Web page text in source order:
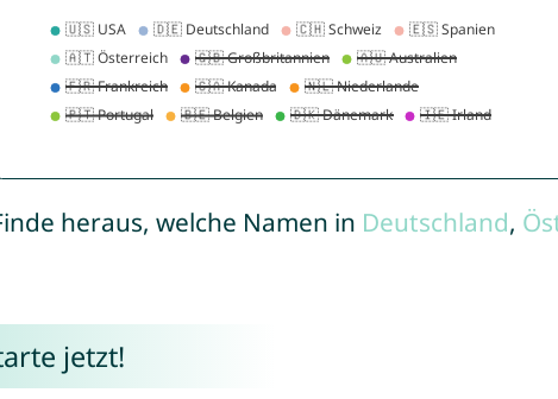
heraus, welche Namen in Deutschland,
jetzt!